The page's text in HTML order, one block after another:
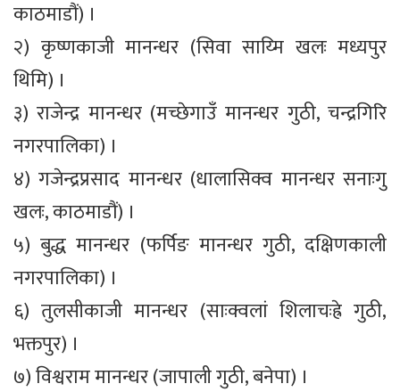
काठमाडौं) ।
२) कृष्णकाजी मानन्धर (सिवा साय्मि खलः मध्यपुर
थिमि) ।
३) राजेन्द्र मानन्धर (मच्छेगाउँ मानन्धर गुठी, चन्द्रगिरि
नगरपालिका) ।
४) गजेन्द्रप्रसाद मानन्धर (धालासिक्व मानन्धर सनाःगु
खलः, काठमाडौं) ।
५) बुद्ध मानन्धर (फर्पिङ मानन्धर गुठी, दक्षिणकाली
नगरपालिका) ।
६) तुलसीकाजी मानन्धर (साःक्वलां शिलाचःह्रे गुठी,
भक्तपुर) ।
७) विश्वराम मानन्धर (जापाली गुठी, बनेपा) ।